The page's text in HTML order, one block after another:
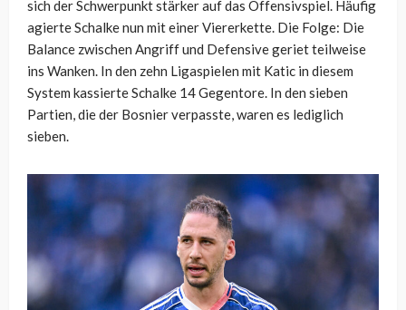
sich der Schwerpunkt stärker auf das Offensivspiel. Häufig
agierte Schalke nun mit einer Viererkette. Die Folge: Die
Balance zwischen Angriff und Defensive geriet teilweise
ins Wanken. In den zehn Ligaspielen mit Katic in diesem
System kassierte Schalke 14 Gegentore. In den sieben
Partien, die der Bosnier verpasste, waren es lediglich
sieben.